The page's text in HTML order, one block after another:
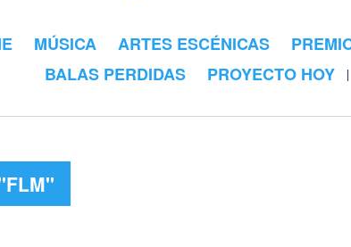
MÚSICA ARTES ESCÉNICAS
BALAS PERDIDAS
PROYECTO HOY